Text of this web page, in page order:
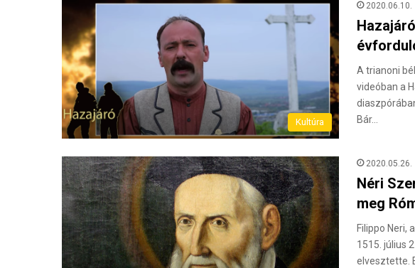
Kultúra
2020.06.10.
A trianoni
videóban a
Bár…
2020.05.26.
Néri
meg
Filippo Neri,
1515. július
elvesztette.